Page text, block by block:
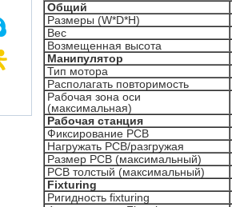
Общий
Размеры (W*D*H)
Вес
Возмещенная высота
Манипулятор
Тип мотора
Располагать повторимость
Рабочая зона оси
(максимальная)
Рабочая станция
Фиксирование PCB
Нагружать PCB/разгружая
Размер PCB (максимальный)
PCB толстый (максимальный)
Fixturing
Ригидность fixturing